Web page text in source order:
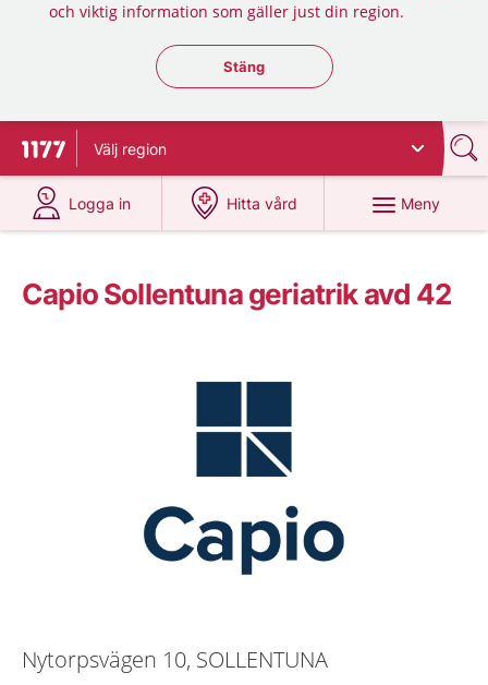
och viktig information som gäller just din region.
Stäng regionsväljaren
Stäng
Till startsidan för 1177
Välj region
Logga in
på 1177.se
Hitta vård
på 1177.se
Meny
Capio Sollentuna geriatrik avd 42
Nytorpsvägen 10, SOLLENTUNA